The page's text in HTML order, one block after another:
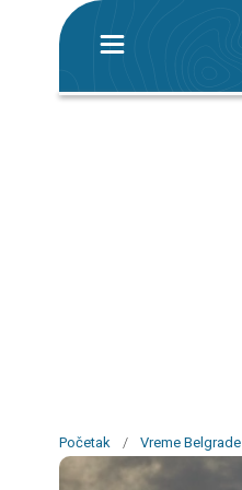
Početak / Vreme Belgrade